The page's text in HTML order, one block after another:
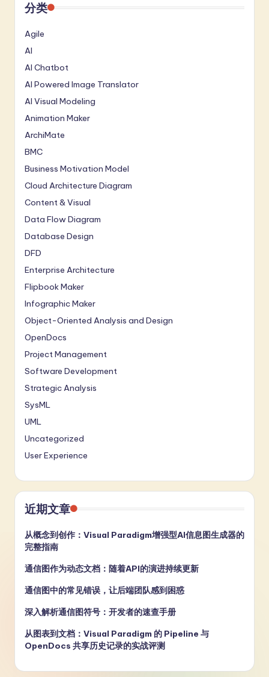
分类
Agile
AI
AI Chatbot
AI Powered Image Translator
AI Visual Modeling
Animation Maker
ArchiMate
BMC
Business Motivation Model
Cloud Architecture Diagram
Content & Visual
Data Flow Diagram
Database Design
DFD
Enterprise Architecture
Flipbook Maker
Infographic Maker
Object-Oriented Analysis and Design
OpenDocs
Project Management
Software Development
Strategic Analysis
SysML
UML
Uncategorized
User Experience
近期文章
从概念到创作：Visual Paradigm增强型AI信息图生成器的
完整指南
通信图作为动态文档：随着API的演进持续更新
通信图中的常见错误，让后端团队感到困惑
深入解析通信图符号：开发者的速查手册
从图表到文档：Visual Paradigm 的 Pipeline 与
OpenDocs 共享历史记录的实战评测